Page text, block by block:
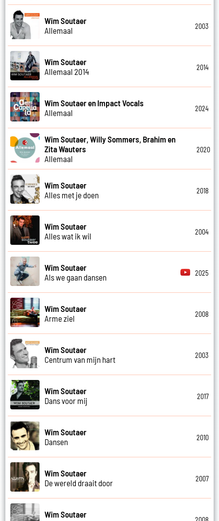
Wim Soutaer
Allemaal
2003
Wim Soutaer
Allemaal 2014
2014
Wim Soutaer en Impact Vocals
Allemaal
2024
Wim Soutaer, Willy Sommers, Brahim en
Zita Wauters
Allemaal
2020
Wim Soutaer
Alles met je doen
2018
Wim Soutaer
Alles wat ik wil
2004
Wim Soutaer
Als we gaan dansen
2025
Wim Soutaer
Arme ziel
2008
Wim Soutaer
Centrum van mijn hart
2003
Wim Soutaer
Dans voor mij
2017
Wim Soutaer
Dansen
2010
Wim Soutaer
De wereld draait door
2007
Wim Soutaer